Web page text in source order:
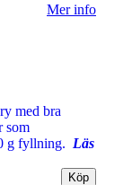
Mer info
med bra
som
g fyllning. Läs